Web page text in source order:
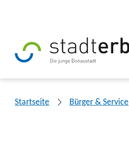
Startseite Bürger & Service